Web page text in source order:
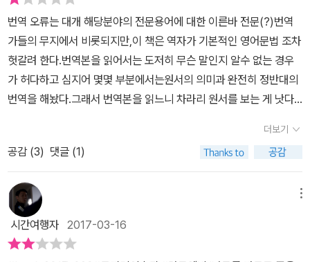
2장으로 구성된 이 책은 역대 중국 문인 130여 명이 지은 시가詩歌
들과 다양한 문헌 70여 권이 소개되어 있다. 그의 말에 따르면, 환경
사란 구체적인 자료를 통해 당시를 살아가는 사람들의 환경에 대한
사고방식을 정확하게 알 수 있는 시기에만 적용할 수 있으므로 역대
의 시가나 문헌, 지역사는 그런 면에서 아주 유용한 1차 사료인 셈이
다. 저자가 인용한 자료의 대부분은 아직 우리나라에는 번역, 소개되
지 않은 작품이 주류를 이룬다. 특히 3부에 집중적으로 소개되는 「산
히 문학적 성격을 띠었지만, 내용으로 보면 종교, 철학, 정치, 경제, 과
학 등을 모두 망라한다. 이렇듯 방대한 중국 자료들을 찾아내고 적절
하게 배치하여 분석해낸 저자의 열정과 내공은 그 어떤 말로도 표현
할 수 없을 정도이다. 하지만 저자가 전근대 시기의 중국 원전 번역이
번역 오류는 대개 해당분야의 전문용어에 대한 이른바 전문(?)번역
가들의 무지에서 비롯되지만,이 책은 역자가 기본적인 영어문법 조차
헛갈려 한다.번역본을 읽어서는 도저히 무슨 말인지 알수 없는 경우
가 허다하고 심지어 몇몇 부분에서는원서의 의미과 완전히 정반대의
번역을 해놨다.그래서 번역본을 읽느니 차라리 원서를 보는 게 낫다.
으면 오히려 원문을 오독하게 된다.원서는 분명 기념비적인 역작이
다.그런 기념비적 역작의 번역에 감히 손을 댈 생각을 했다면자신의
영문법 실력부터 점검해 보는 편이 옳았을 것이다.
더보기
공감 (3) 댓글 (1)
시간여행자 2017-03-16